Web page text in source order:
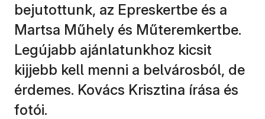
bejutottunk, az Epreskertbe és a
Martsa Műhely és Műteremkertbe.
Legújabb ajánlatunkhoz kicsit
kijjebb kell menni a belvárosból, de
érdemes. Kovács Krisztina írása és
fotói.